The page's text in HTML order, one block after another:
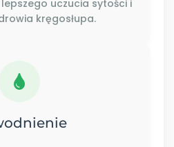
uczucia sytości i
kręgosłupa.